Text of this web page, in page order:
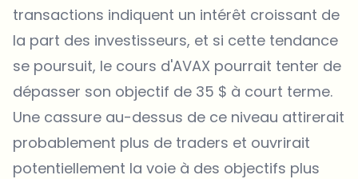
transactions indiquent un intérêt croissant de
la part des investisseurs, et si cette tendance
se poursuit, le cours d'AVAX pourrait tenter de
dépasser son objectif de 35 $ à court terme.
Une cassure au-dessus de ce niveau attirerait
probablement plus de traders et ouvrirait
potentiellement la voie à des objectifs plus